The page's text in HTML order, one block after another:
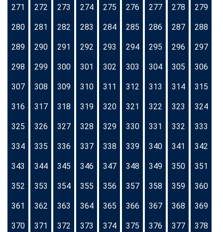
271 272 273 274 275 276 277 278 279
280 281 282 283 284 285 286 287 288
289 290 291 292 293 294 295 296 297
298 299 300 301 302 303 304 305 306
307 308 309 310 311 312 313 314 315
316 317 318 319 320 321 322 323 324
325 326 327 328 329 330 331 332 333
334 335 336 337 338 339 340 341 342
343 344 345 346 347 348 349 350 351
352 353 354 355 356 357 358 359 360
361 362 363 364 365 366 367 368 369
370 371 372 373 374 375 376 377 378